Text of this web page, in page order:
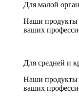
Для малой
Наши продукты
ваших
Для средней и
Наши продукты
ваших